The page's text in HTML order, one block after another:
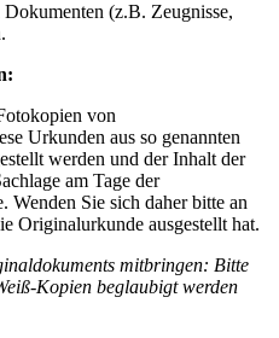
(z.B. Zeugnisse,
von
Urkunden aus so genannten
werden und der Inhalt der
am Tage der
Wenden Sie sich daher bitte an
Originalurkunde ausgestellt hat.
mitbringen: Bitte
Kopien beglaubigt werden